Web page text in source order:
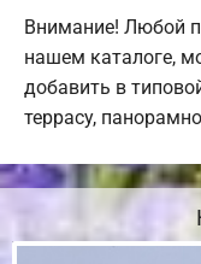
Внимание! Любой
нашем каталоге,
добавить в
террасу,